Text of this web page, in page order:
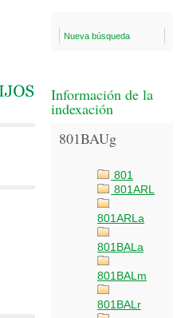
Nueva búsqueda
Información de la
indexación
801BAUg
801
801ARL
801ARLa
801BALa
801BALm
801BALr